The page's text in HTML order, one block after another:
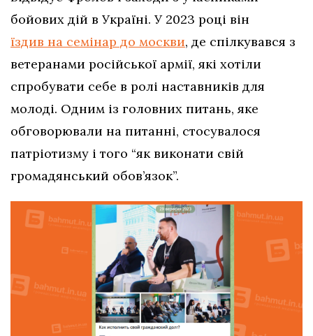
бойових дій в Україні. У 2023 році він
їздив на семінар до москви, де спілкувався з
ветеранами російської армії, які хотіли
спробувати себе в ролі наставників для
молоді. Одним із головних питань, яке
обговорювали на питанні, стосувалося
патріотизму і того “як виконати свій
громадянський обов’язок”.